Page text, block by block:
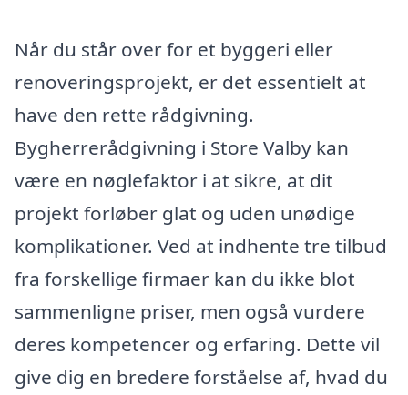
Når du står over for et byggeri eller
renoveringsprojekt, er det essentielt at
have den rette rådgivning.
Bygherrerådgivning i Store Valby kan
være en nøglefaktor i at sikre, at dit
projekt forløber glat og uden unødige
komplikationer. Ved at indhente tre tilbud
fra forskellige firmaer kan du ikke blot
sammenligne priser, men også vurdere
deres kompetencer og erfaring. Dette vil
give dig en bredere forståelse af, hvad du